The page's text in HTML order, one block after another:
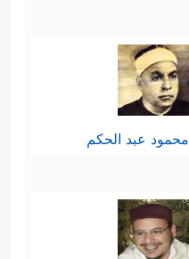
محمود عبد الحكم